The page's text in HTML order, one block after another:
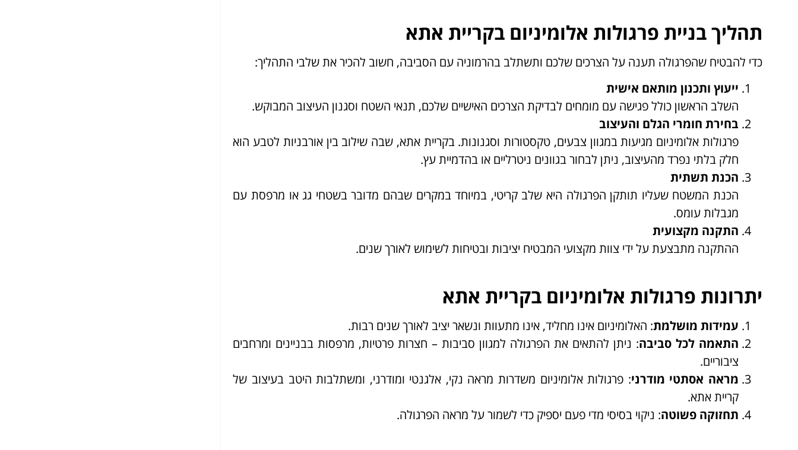
תהליך בניית פרגולות אלומיניום בקריית אתא
כדי להבטיח שהפרגולה תענה על הצרכים שלכם ותשתלב בהרמוניה עם הסביבה, חשוב להכיר את שלבי התהליך:
ייעוץ ותכנון מותאם אישית
השלב הראשון כולל פגישה עם מומחים לבדיקת הצרכים האישיים שלכם, תנאי השטח וסגנון העיצוב המבוקש.
בחירת חומרי הגלם והעיצוב
פרגולות אלומיניום מגיעות במגוון צבעים, טקסטורות וסגנונות. בקריית אתא, שבה שילוב בין אורבניות לטבע הוא
חלק בלתי נפרד מהעיצוב, ניתן לבחור בגוונים ניטרליים או בהדמיית עץ.
הכנת תשתית
הכנת המשטח שעליו תותקן הפרגולה היא שלב קריטי, במיוחד במקרים שבהם מדובר בשטחי גג או מרפסת עם
מגבלות עומס.
התקנה מקצועית
ההתקנה מתבצעת על ידי צוות מקצועי המבטיח יציבות ובטיחות לשימוש לאורך שנים.
יתרונות פרגולות אלומיניום בקריית אתא
עמידות מושלמת: האלומיניום אינו מחליד, אינו מתעוות ונשאר יציב לאורך שנים רבות.
התאמה לכל סביבה: ניתן להתאים את הפרגולה למגוון סביבות – חצרות פרטיות, מרפסות בבניינים ומרחבים
ציבוריים.
מראה אסתטי מודרני: פרגולות אלומיניום משדרות מראה נקי, אלגנטי ומודרני, ומשתלבות היטב בעיצוב של
קריית אתא.
תחזוקה פשוטה: ניקוי בסיסי מדי פעם יספיק כדי לשמור על מראה הפרגולה.